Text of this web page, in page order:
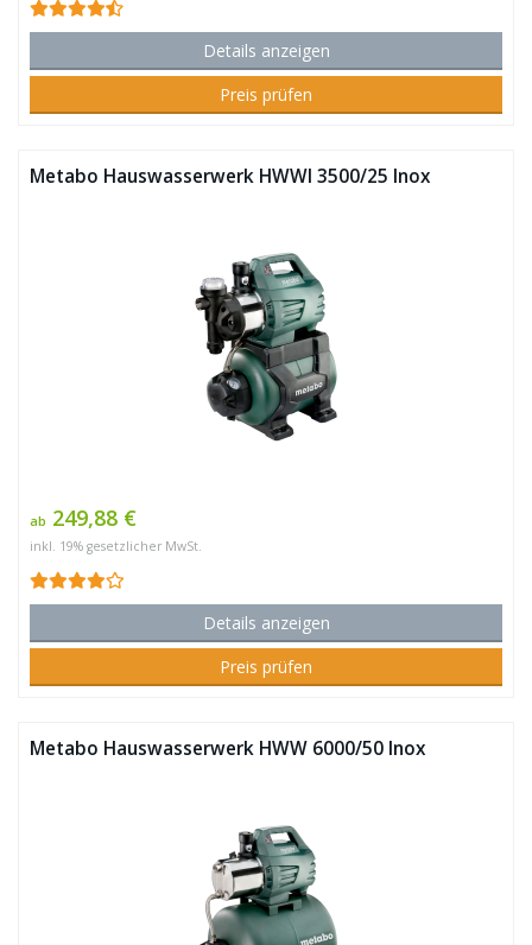
Details anzeigen
Preis prüfen
Metabo Hauswasserwerk HWWI 3500/25 Inox
ab 249,88 €
inkl. 19% gesetzlicher MwSt.
Details anzeigen
Preis prüfen
Metabo Hauswasserwerk HWW 6000/50 Inox